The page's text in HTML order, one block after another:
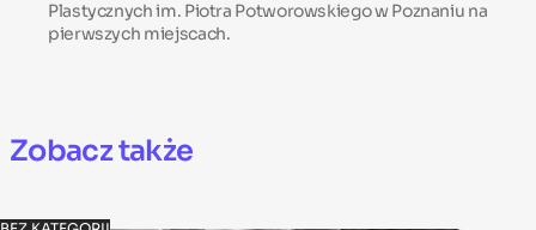
Plastycznych im. Piotra Potworowskiego w Poznaniu na
pierwszych miejscach.
Zobacz także